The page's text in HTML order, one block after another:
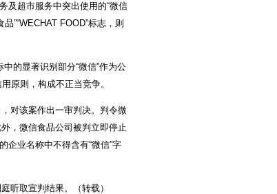
及超市服务中突出使用的“微信
”“WECHAT FOOD”标志，则
的显著识别部分“微信”作为公
原则，构成不正当竞争。
对该案作出一审判决。判令微
，微信食品公司被判立即停止
企业名称中不得含有“微信”字
听取宣判结果。（转载）